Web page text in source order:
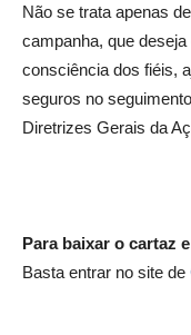
Não se trata apenas
campanha, que
consciência dos fiéis,
seguros no
Diretrizes Gerais da
Para baixar o cartaz
Basta entrar no site de